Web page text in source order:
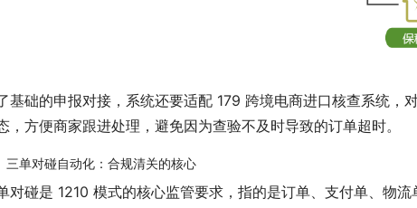
基础的申报对接，系统还要适配 179 跨境电商进口核查系统，
，方便商家跟进处理，避免因为查验不及时导致的订单超时。
三单对碰自动化：合规清关的核心
对碰是 1210 模式的核心监管要求，指的是订单、支付单、物